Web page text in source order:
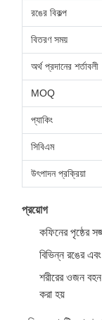
রঙের বিকল্প
বিতরণ সময়
অর্থ প্রদানের শর্তাবলী
MOQ
প্যাকিং
সিবিএম
উৎপাদন প্রক্রিয়া
প্রয়োগ
কফিনের পৃষ্ঠের
বিভিন্ন রঙের
শরীরের ওজন
করা হয়